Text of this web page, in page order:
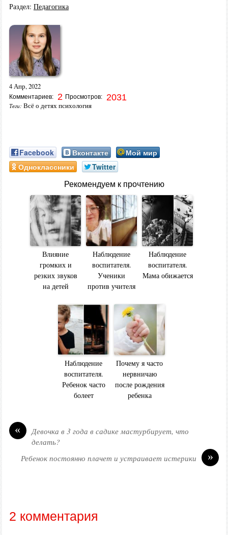
Раздел: Педагогика
4 Апр, 2022
Комментариев: 2 Просмотров: 2031
Теги: Всё о детях психология
Facebook Вконтакте
Мой мир
Одноклассники
Twitter
Рекомендуем к прочтению
Влияние
громких и
резких звуков
на детей
Наблюдение
воспитателя.
Ученики
против учителя
Наблюдение
воспитателя.
Мама обижается
Наблюдение
воспитателя.
Ребенок часто
болеет
Почему я часто
нервничаю
после рождения
ребенка
«
Девочка в 3 года в садике мастурбирует, что
делать?
»
Ребенок постоянно плачет и устраивает истерики
2 комментария